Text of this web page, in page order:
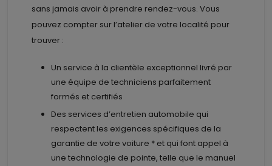
sans jamais avoir à prendre rendez-vous. Vous
pouvez compter sur l’atelier de votre localité pour
trouver :
Un service à la clientèle exceptionnel livré par
une équipe de techniciens parfaitement
formés et certifiés
Des services d’entretien automobile qui
respectent les exigences spécifiques de la
garantie de votre voiture * et qui font appel à
une technologie de pointe, telle que le manuel